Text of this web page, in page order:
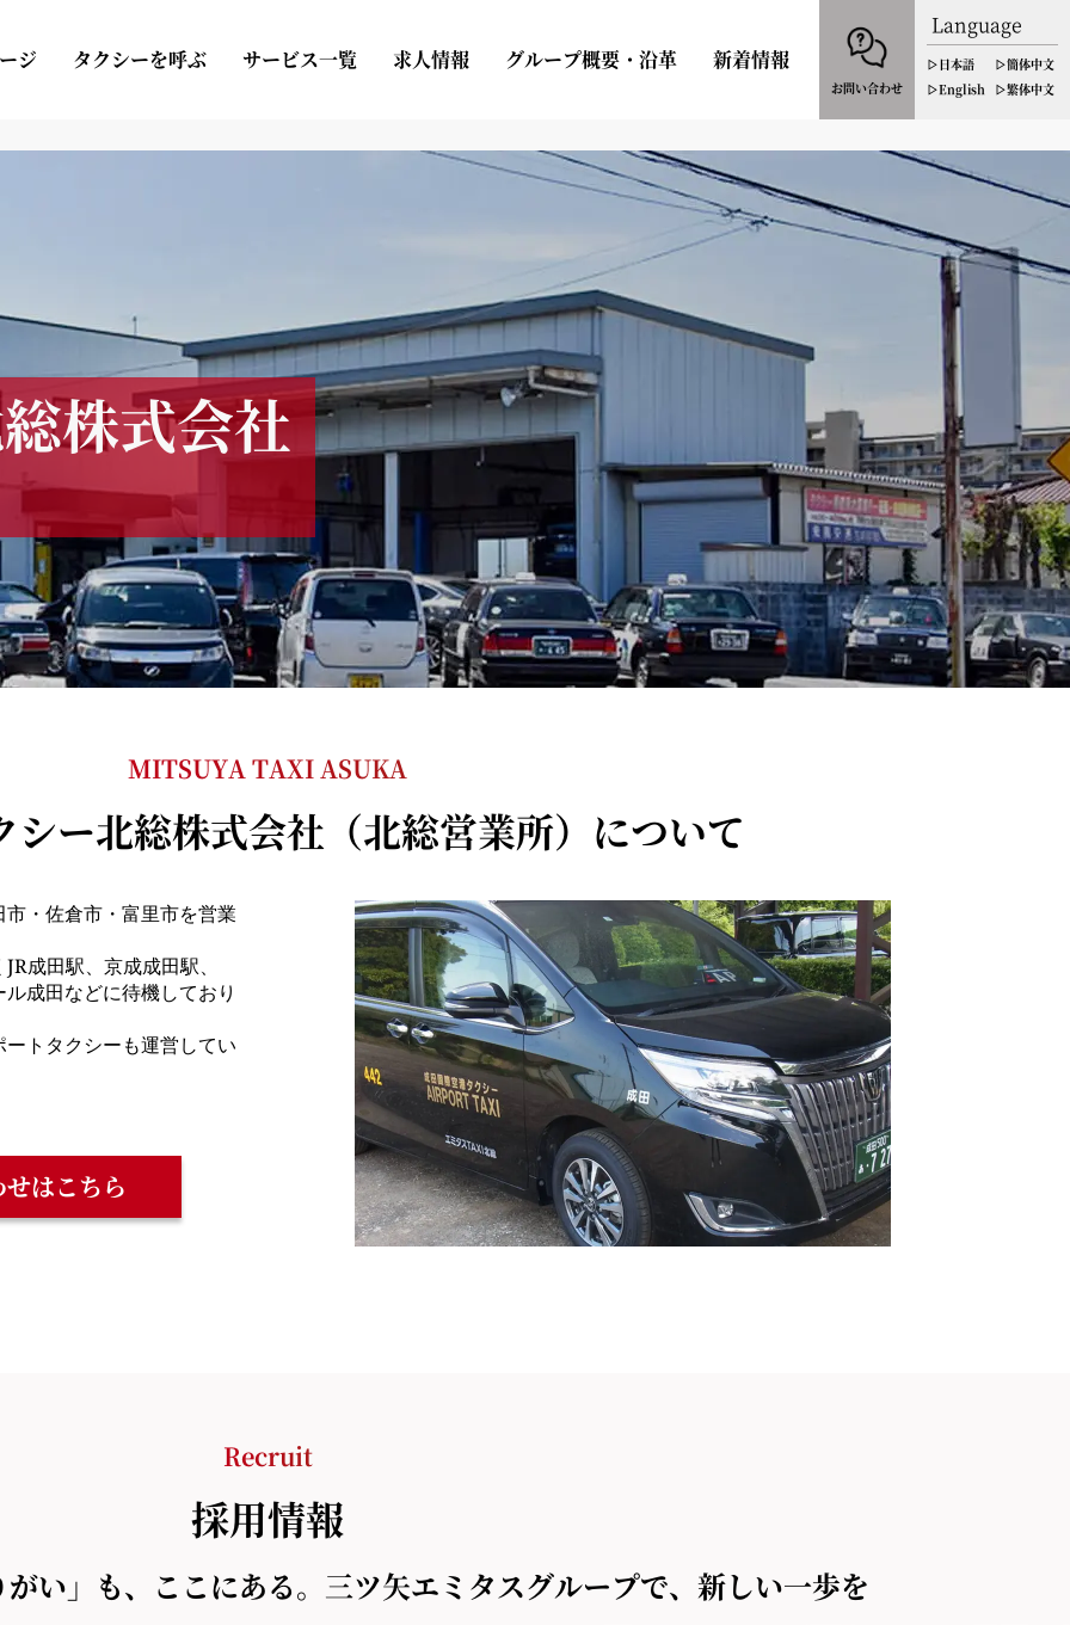
ジ タクシーを呼ぶ サービス一覧 求人情報 グループ概要・沿革 新着情報
お問い合わせ
Language
▷日本語
▷簡体中文
▷English ▷繁体中文
株式会社
MITSUYA TAXI ASUKA
シー北総株式会社（北総営業所）について
・佐倉市・富里市を営業
成田駅、京成成田駅、
成田などに待機しており
トタクシーも運営してい
はこちら
Recruit
採用情報
い」も、 ここにある。三ツ矢エミタスグループで、新しい一歩を